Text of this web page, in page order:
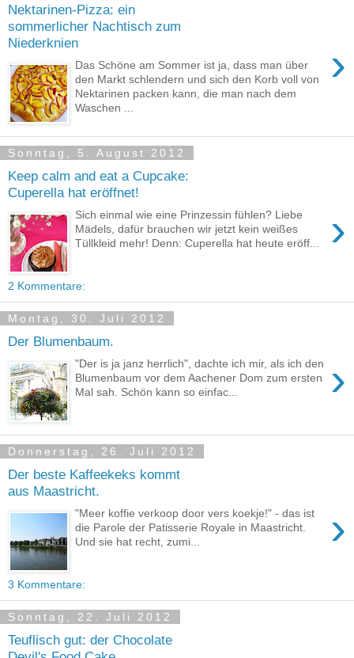
Nektarinen-Pizza: ein
sommerlicher Nachtisch zum
Niederknien
›
Das Schöne am Sommer ist ja, dass man über
den Markt schlendern und sich den Korb voll von
Nektarinen packen kann, die man nach dem
Waschen ...
Sonntag, 5. August 2012
Keep calm and eat a Cupcake:
Cuperella hat eröffnet!
›
Sich einmal wie eine Prinzessin fühlen? Liebe
Mädels, dafür brauchen wir jetzt kein weißes
Tüllkleid mehr! Denn: Cuperella hat heute eröff...
2 Kommentare:
Montag, 30. Juli 2012
Der Blumenbaum.
›
"Der is ja janz herrlich", dachte ich mir, als ich den
Blumenbaum vor dem Aachener Dom zum ersten
Mal sah. Schön kann so einfac...
Donnerstag, 26. Juli 2012
Der beste Kaffeekeks kommt
aus Maastricht.
›
"Meer koffie verkoop door vers koekje!" - das ist
die Parole der Patisserie Royale in Maastricht.
Und sie hat recht, zumi...
3 Kommentare:
Sonntag, 22. Juli 2012
Teuflisch gut: der Chocolate